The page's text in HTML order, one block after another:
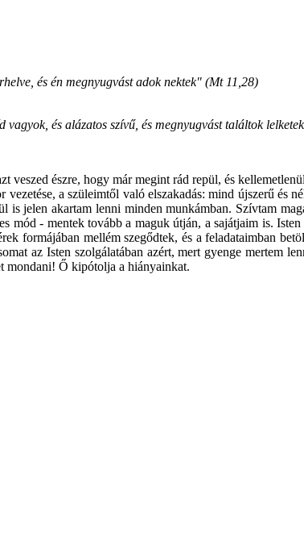
és én megnyugvást adok nektek" (Mt 11,28)
és alázatos szívű, és megnyugvást találtok
veszed észre, hogy már megint rád repül, és
a szüleimtől való elszakadás: mind újszerű és
is jelen akartam lenni minden munkámban. Szívtam
mód - mentek tovább a maguk útján, a sajátjaim is.
formájában mellém szegődtek, és a feladataimban
az Isten szolgálatában azért, mert gyenge mertem
mondani! Ő kipótolja a hiányainkat.